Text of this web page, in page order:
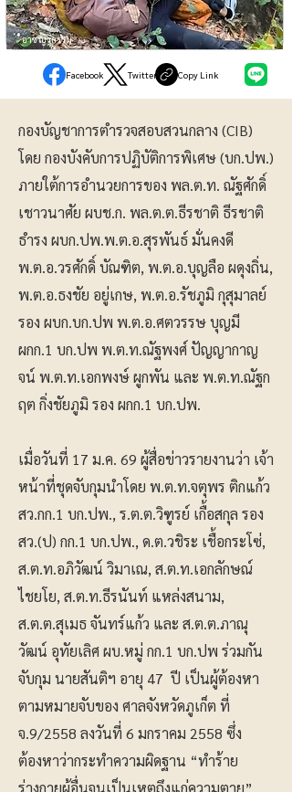
อาชญากรรม
Facebook Twitter Copy Link
กองบัญชาการตำรวจสอบสวนกลาง (CIB)
โดย กองบังคับการปฏิบัติการพิเศษ (บก.ปพ.)
ภายใต้การอำนวยการของ พล.ต.ท. ณัฐศักดิ์
เชาวนาศัย ผบช.ก. พล.ต.ต.ธีรชาติ ธีรชาติ
ธำรง ผบก.ปพ.พ.ต.อ.สุรพันธ์ มั่นคงดี
พ.ต.อ.วรศักดิ์ บัณฑิต, พ.ต.อ.บุญลือ ผดุงถิ่น,
พ.ต.อ.ธงชัย อยู่เกษ, พ.ต.อ.รัชภูมิ กุสุมาลย์
รอง ผบก.บก.ปพ พ.ต.อ.ศตวรรษ บุญมี
ผกก.1 บก.ปพ พ.ต.ท.ณัฐพงศ์ ปัญญากาญ
จน์ พ.ต.ท.เอกพงษ์ ผูกพัน และ พ.ต.ท.ณัฐก
ฤต กิ่งชัยภูมิ รอง ผกก.1 บก.ปพ.
เมื่อวันที่ 17 ม.ค. 69 ผู้สื่อข่าวรายงานว่า เจ้า
หน้าที่ชุดจับกุมนำโดย พ.ต.ท.จตุพร ติกแก้ว
สว.กก.1 บก.ปพ., ร.ต.ต.วิฑูรย์ เกื้อสกุล รอง
สว.(ป) กก.1 บก.ปพ., ด.ต.วชิระ เชื้อกระโซ่,
ส.ต.ท.อภิวัฒน์ วิมาเณ, ส.ต.ท.เอกลักษณ์
ไชยโย, ส.ต.ท.ธีรนันท์ แหล่งสนาม,
ส.ต.ต.สุเมธ จันทร์แก้ว และ ส.ต.ต.ภาณุ
วัฒน์ อุทัยเลิศ ผบ.หมู่ กก.1 บก.ปพ ร่วมกัน
จับกุม นายสันติฯ อายุ 47 ปี เป็นผู้ต้องหา
ตามหมายจับของ ศาลจังหวัดภูเก็ต ที่
จ.9/2558 ลงวันที่ 6 มกราคม 2558 ซึ่ง
ต้องหาว่ากระทำความผิดฐาน “ทำร้าย
ร่างกายผู้อื่นจนเป็นเหตุถึงแก่ความตาย”